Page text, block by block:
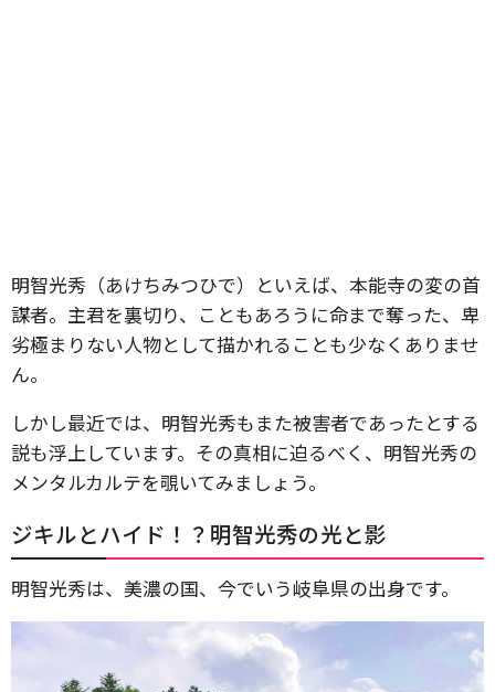
明智光秀（あけちみつひで）といえば、本能寺の変の首
謀者。主君を裏切り、こともあろうに命まで奪った、卑
劣極まりない人物として描かれることも少なくありませ
ん。
しかし最近では、明智光秀もまた被害者であったとする
説も浮上しています。その真相に迫るべく、明智光秀の
メンタルカルテを覗いてみましょう。
ジキルとハイド！？明智光秀の光と影
明智光秀は、美濃の国、今でいう岐阜県の出身です。